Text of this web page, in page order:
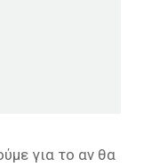
για το αν θα